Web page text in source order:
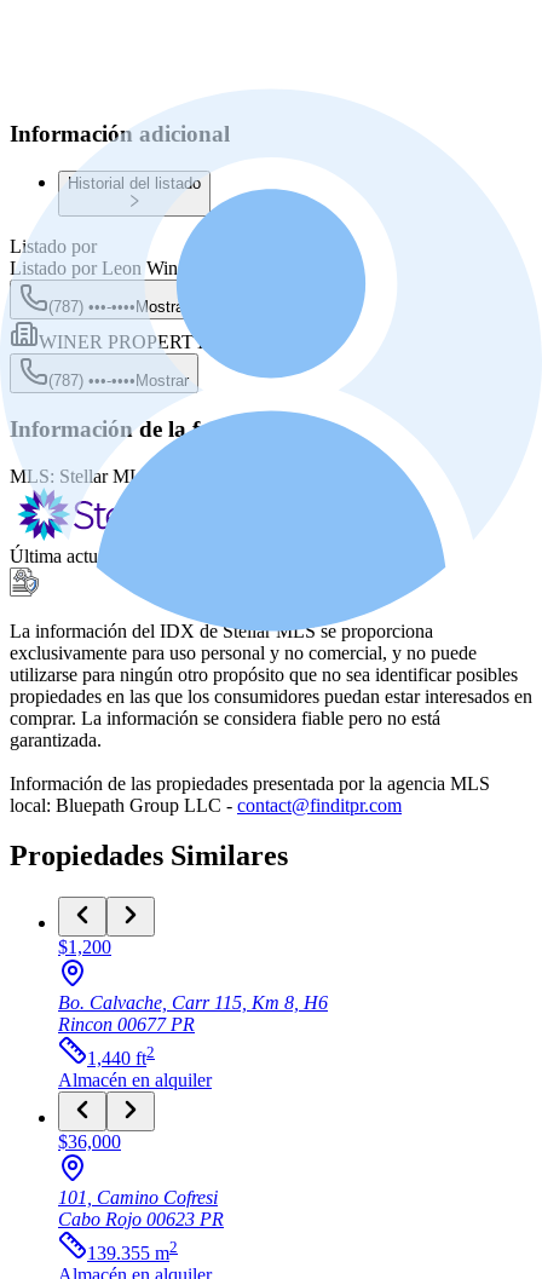
Información adicional
Historial del listado
Listado por
Listado por Leon Winer
(787) •••-•••• Mostrar
WINER PROPERTY GROUP
(787) •••-•••• Mostrar
Información de la fuente
MLS: Stellar MLS
Última actualización
La información del IDX de Stellar MLS se proporciona
exclusivamente para uso personal y no comercial, y no puede
utilizarse para ningún otro propósito que no sea identificar posibles
propiedades en las que los consumidores puedan estar interesados en
comprar. La información se considera fiable pero no está
garantizada.
Información de las propiedades presentada por la agencia MLS
local: Bluepath Group LLC - contact@finditpr.com
Propiedades Similares
$1,200
Bo. Calvache, Carr 115, Km 8, H6
Rincon 00677PR
1,440 ft2
Almacén en alquiler
$36,000
101, Camino Cofresi
Cabo Rojo 00623 PR
139.355 m2